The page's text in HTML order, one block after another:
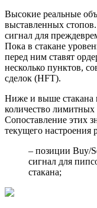
Высокие реальные
выставленных
сигнал для
Пока в стакане
перед ним ставят
несколько пунктов,
сделок (HFT).
Ниже и выше стакана
количество
Сопоставление этих
текущего настроения
– позиции Buy/
сигнал для
стакана;